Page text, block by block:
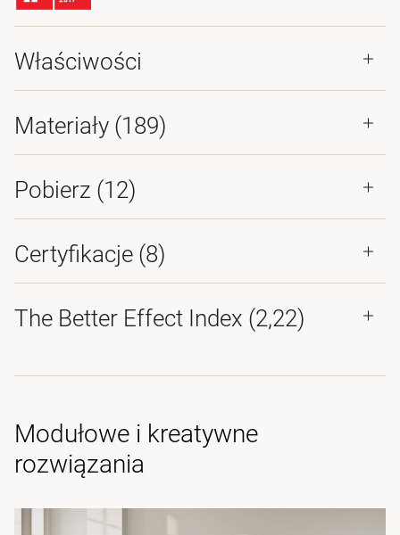
Właściwości
Materiały (189)
Pobierz (12)
Certyfikacje (8)
The Better Effect Index (2,22)
Modułowe i kreatywne
rozwiązania